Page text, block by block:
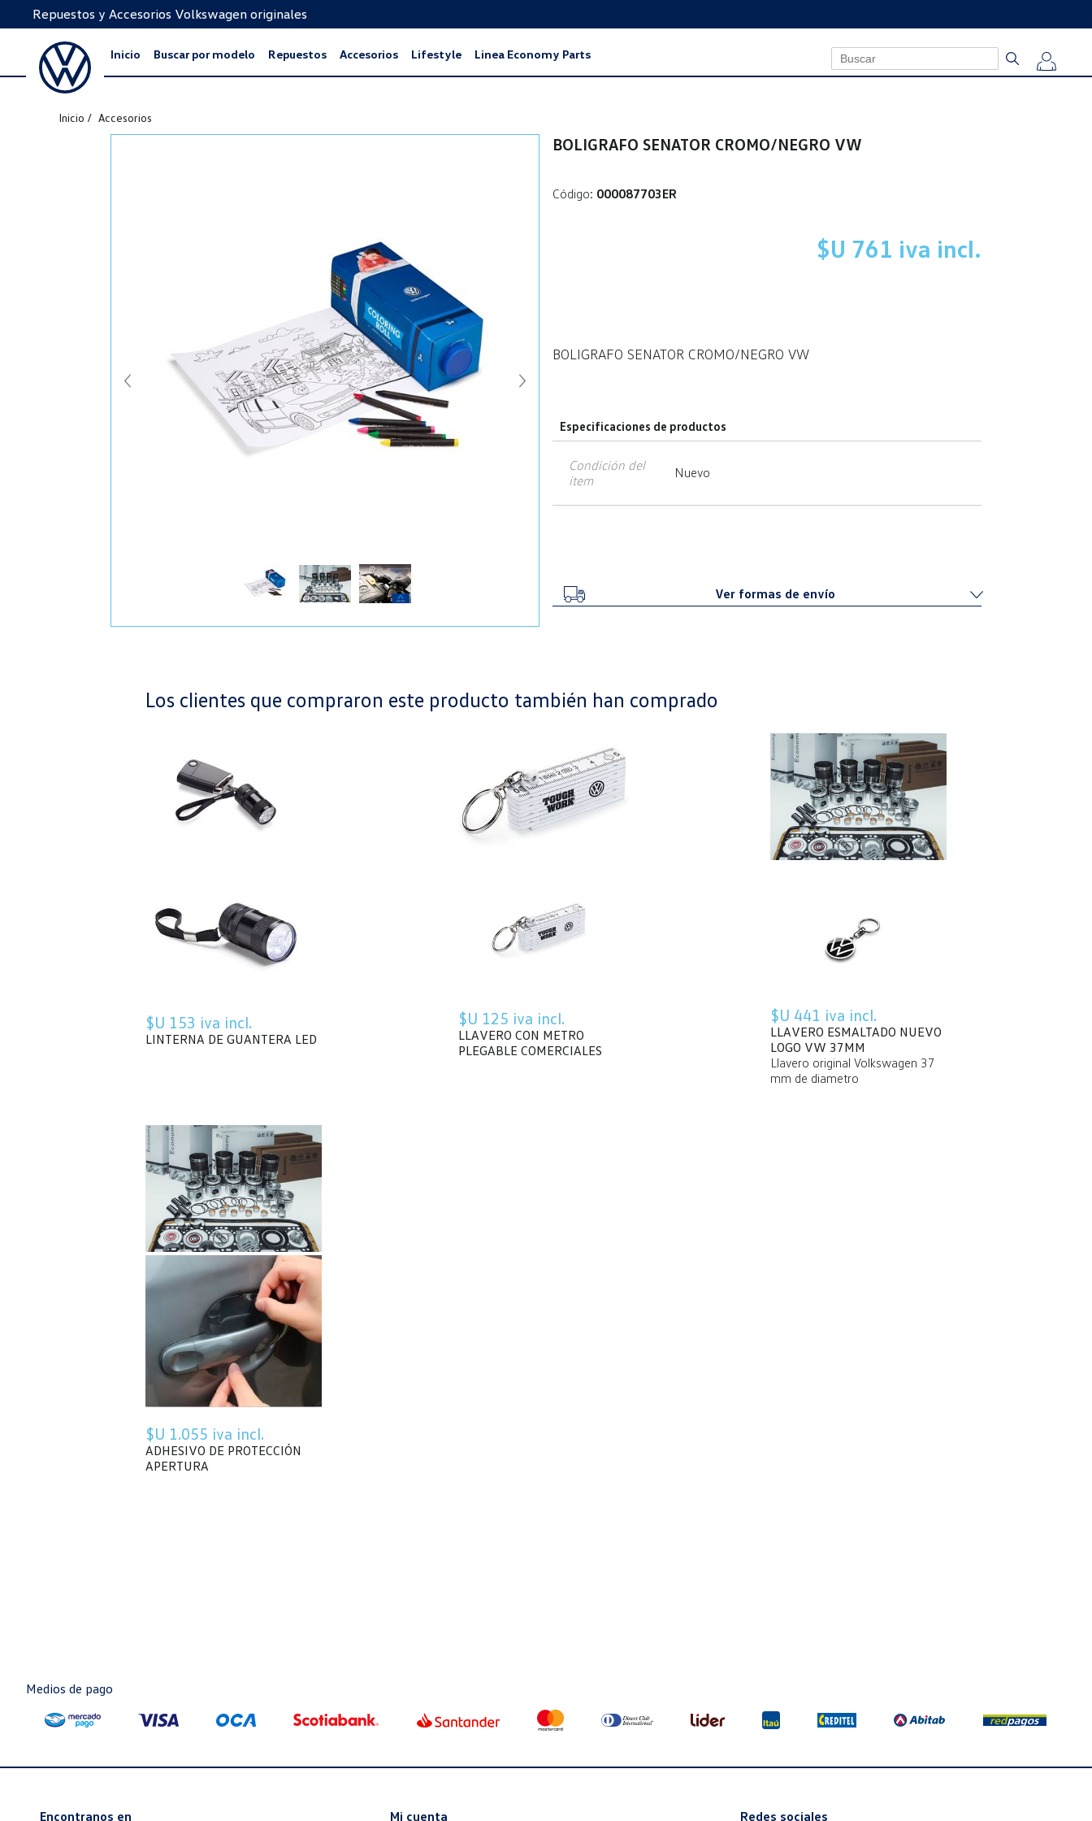
Repuestos y Accesorios Volkswagen originales
Inicio Buscar por modelo Repuestos Accesorios Lifestyle Linea Economy Parts
Inicio Accesorios
BOLIGRAFO SENATOR CROMO/NEGRO VW
Código: 000087703ER
$U 761 iva incl.
BOLIGRAFO SENATOR CROMO/NEGRO VW
Especificaciones de productos
Condición del
ítem
Nuevo
Ver formas de envío
Los clientes que compraron este producto también han comprado
$U 153 iva incl.
LINTERNA DE GUANTERA LED
$U 125 iva incl.
LLAVERO CON METRO
PLEGABLE COMERCIALES
$U 441 iva incl.
LLAVERO ESMALTADO NUEVO
LOGO VW 37MM
Llavero original Volkswagen 37
mm de diametro
$U 1.055 iva incl.
ADHESIVO DE PROTECCIÓN
APERTURA
Medios de pago
Encontranos en Mi cuenta Redes sociales